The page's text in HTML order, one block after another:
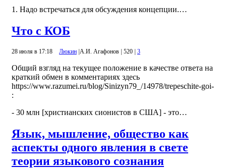
1. Надо встречаться для обсуждения концепции.…
Что с КОБ
28 июля в 17:18 Люкин А.И. Агафонов 520 3
Общий взгляд на текущее положение в качестве ответа на
краткий обмен в комментариях здесь
https://www.razumei.ru/blog/Sinizyn79_/14978/trepeschite-goi-
:
- 30 млн [христианских сионистов в США] - это…
Язык, мышление, общество как
аспекты одного явления в свете
теории языкового сознания